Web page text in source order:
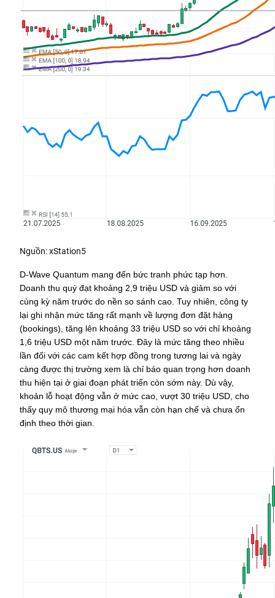
Nguồn: xStation5
D-Wave Quantum mang đến bức tranh phức tạp hơn.
Doanh thu quý đạt khoảng 2,9 triệu USD và giảm so với
cùng kỳ năm trước do nền so sánh cao. Tuy nhiên, công ty
lại ghi nhận mức tăng rất mạnh về lượng đơn đặt hàng
(bookings), tăng lên khoảng 33 triệu USD so với chỉ khoảng
1,6 triệu USD một năm trước. Đây là mức tăng theo nhiều
lần đối với các cam kết hợp đồng trong tương lai và ngày
càng được thị trường xem là chỉ báo quan trọng hơn doanh
thu hiện tại ở giai đoạn phát triển còn sớm này. Dù vậy,
khoản lỗ hoạt động vẫn ở mức cao, vượt 30 triệu USD, cho
thấy quy mô thương mại hóa vẫn còn hạn chế và chưa ổn
định theo thời gian.